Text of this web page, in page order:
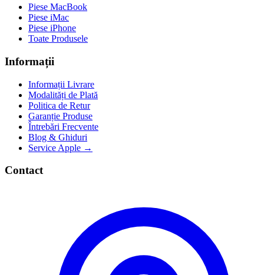
Piese MacBook
Piese iMac
Piese iPhone
Toate Produsele
Informații
Informații Livrare
Modalități de Plată
Politica de Retur
Garanție Produse
Întrebări Frecvente
Blog & Ghiduri
Service Apple →
Contact